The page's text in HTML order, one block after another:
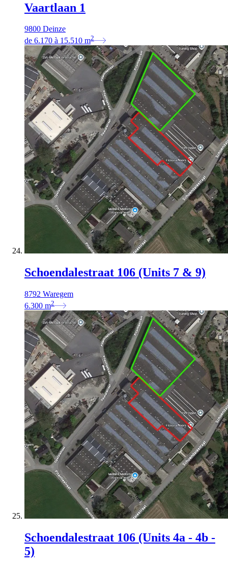
Vaartlaan 1
9800 Deinze
de 6.170 à 15.510 m2
Schoendalestraat 106 (Units 7 & 9)
8792 Waregem
6.300 m2
Schoendalestraat 106 (Units 4a - 4b -
5)